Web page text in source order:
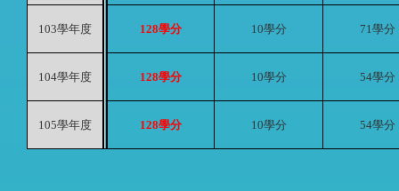
103學年度 128學分 10學分 71 學分
104學年度 128學分 10學分 54學分
105學年度 128學分 10學分 54學分